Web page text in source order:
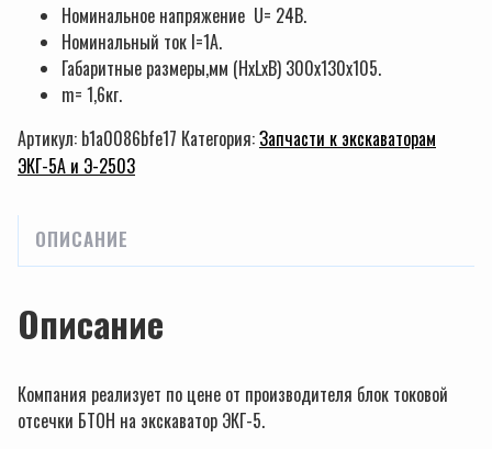
Номинальное напряжение U= 24В.
Номинальный ток I=1А.
Габаритные размеры,мм (HxLxB) 300х130х105.
m= 1,6кг.
Артикул: b1a0086bfe17 Категория:Запчасти к экскаваторам
ЭКГ-5А и Э-2503
ОПИСАНИЕ
Описание
Компания реализует по цене от производителя блок токовой
отсечки БТОН на экскаватор ЭКГ-5.